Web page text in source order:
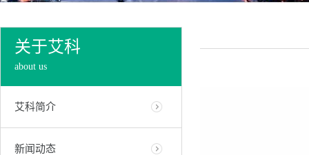
关于艾科
about us
艾科简介
新闻动态